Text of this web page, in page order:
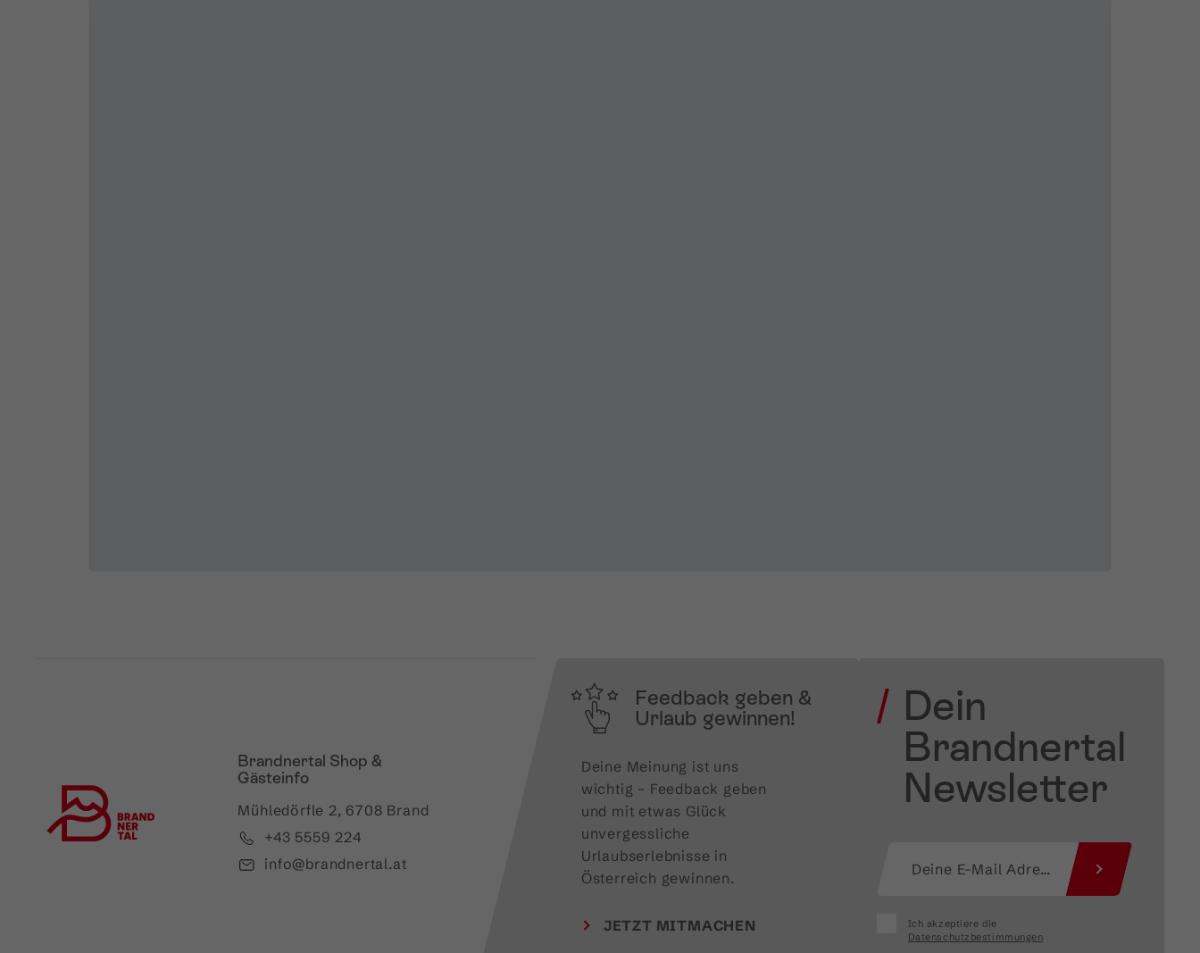
Feedback geben &
Urlaub gewinnen!
Deine Meinung ist uns
wichtig – Feedback geben
und mit etwas Glück
unvergessliche
Urlaubserlebnisse in
Österreich gewinnen.
JETZT MITMACHEN
Dein
Brandnertal
Newsletter
Ich akzeptiere die
Datenschutzbestimmungen
Brandnertal Shop &
Gästeinfo
Mühledörfle 2, 6708 Brand
+43 5559 224
info@brandnertal.at